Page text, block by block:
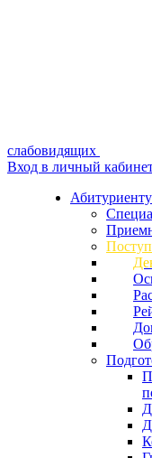
слабовидящих
Вход в личный
Абитуриенту